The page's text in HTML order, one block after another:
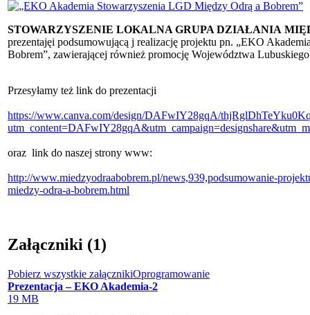
STOWARZYSZENIE LOKALNA GRUPA DZIAŁANIA
prezentajęi podsumowującą j realizację projektu pn. „EKO
Bobrem”, zawierającej również promocję Województwa
Przesyłamy też link do prezentacji
https://www.canva.com/design/DAFwIY28gqA/
oraz link do naszej strony www:
http://www.miedzyodraabobrem.pl/news,939,podsumowanie-
miedzy-odra-a-bobrem.html
Załączniki (1)
Pobierz wszystkie załącznikiOprogramowanie
Prezentacja – EKO Akademia-2
19 MB